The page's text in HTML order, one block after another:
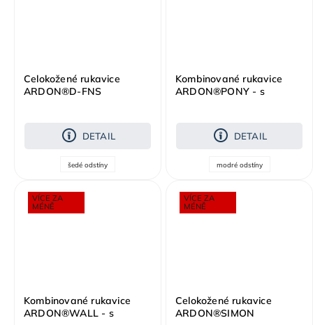
Celokožené rukavice
ARDON®D-FNS
DETAIL
šedé odstíny
Kombinované rukavice
ARDON®PONY - s
DETAIL
modré odstíny
VÍCE ZA
MÉNĚ
Kombinované rukavice
ARDON®WALL - s
VÍCE ZA
MÉNĚ
Celokožené rukavice
ARDON®SIMON